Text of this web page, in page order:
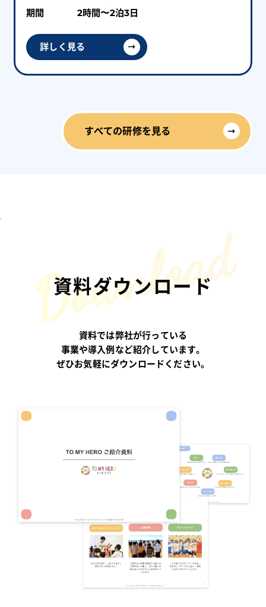
期間
2時間〜2泊3日
詳しく見る
すべての研修を見る
|
資料ダウンロード
資料では弊社が行っている
事業や導入例など紹介しています。
ぜひお気軽にダウンロードください。